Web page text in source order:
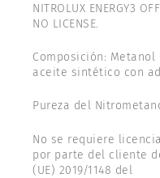
NITROLUX ENERGY3
NO LICENSE.
Composición: Metanol
aceite sintético con
Pureza del
No se requiere
por parte del cliente
(UE) 2019/1148 del